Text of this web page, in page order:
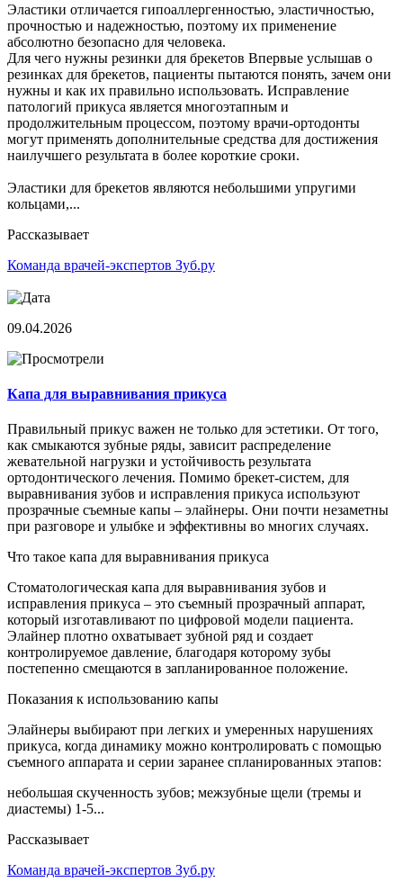
Эластики отличается гипоаллергенностью, эластичностью,
прочностью и надежностью, поэтому их применение
абсолютно безопасно для человека.
Для чего нужны резинки для брекетов Впервые услышав о
резинках для брекетов, пациенты пытаются понять, зачем они
нужны и как их правильно использовать. Исправление
патологий прикуса является многоэтапным и
продолжительным процессом, поэтому врачи-ортодонты
могут применять дополнительные средства для достижения
наилучшего результата в более короткие сроки.
Эластики для брекетов являются небольшими упругими
кольцами,...
Рассказывает
Команда врачей-экспертов Зуб.ру
09.04.2026
Капа для выравнивания прикуса
Правильный прикус важен не только для эстетики. От того,
как смыкаются зубные ряды, зависит распределение
жевательной нагрузки и устойчивость результата
ортодонтического лечения. Помимо брекет-систем, для
выравнивания зубов и исправления прикуса используют
прозрачные съемные капы – элайнеры. Они почти незаметны
при разговоре и улыбке и эффективны во многих случаях.
Что такое капа для выравнивания прикуса
Стоматологическая капа для выравнивания зубов и
исправления прикуса – это съемный прозрачный аппарат,
который изготавливают по цифровой модели пациента.
Элайнер плотно охватывает зубной ряд и создает
контролируемое давление, благодаря которому зубы
постепенно смещаются в запланированное положение.
Показания к использованию капы
Элайнеры выбирают при легких и умеренных нарушениях
прикуса, когда динамику можно контролировать с помощью
съемного аппарата и серии заранее спланированных этапов:
небольшая скученность зубов; межзубные щели (тремы и
диастемы) 1-5...
Рассказывает
Команда врачей-экспертов Зуб.ру